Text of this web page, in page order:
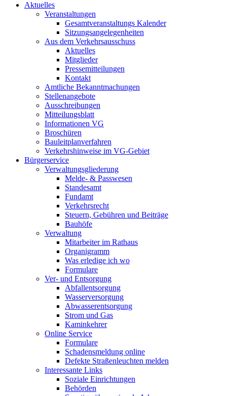
Aktuelles
Veranstaltungen
Gesamtveranstaltungs Kalender
Sitzungsangelegenheiten
Aus dem Verkehrsausschuss
Aktuelles
Mitglieder
Pressemitteilungen
Kontakt
Amtliche Bekanntmachungen
Stellenangebote
Ausschreibungen
Mitteilungsblatt
Informationen VG
Broschüren
Bauleitplanverfahren
Verkehrshinweise im VG-Gebiet
Bürgerservice
Verwaltungsgliederung
Melde- & Passwesen
Standesamt
Fundamt
Verkehrsrecht
Steuern, Gebühren und Beiträge
Bauhöfe
Verwaltung
Mitarbeiter im Rathaus
Organigramm
Was erledige ich wo
Formulare
Ver- und Entsorgung
Abfallentsorgung
Wasserversorgung
Abwasserentsorgung
Strom und Gas
Kaminkehrer
Online Service
Formulare
Schadensmeldung online
Defekte Straßenleuchten melden
Interessante Links
Soziale Einrichtungen
Behörden